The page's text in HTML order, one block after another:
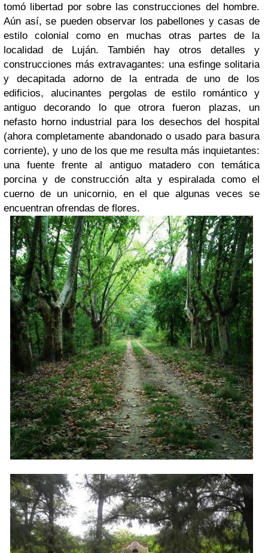
tomó libertad por sobre las construcciones del hombre.
Aún así, se pueden observar los pabellones y casas de
estilo colonial como en muchas otras partes de la
localidad de Luján. También hay otros detalles y
construcciones más extravagantes: una esfinge solitaria
y decapitada adorno de la entrada de uno de los
edificios, alucinantes pergolas de estilo romántico y
antiguo decorando lo que otrora fueron plazas, un
nefasto horno industrial para los desechos del hospital
(ahora completamente abandonado o usado para basura
corriente), y uno de los que me resulta más inquietantes:
una fuente frente al antiguo matadero con temática
porcina y de construcción alta y espiralada como el
cuerno de un unicornio, en el que algunas veces se
encuentran ofrendas de flores.